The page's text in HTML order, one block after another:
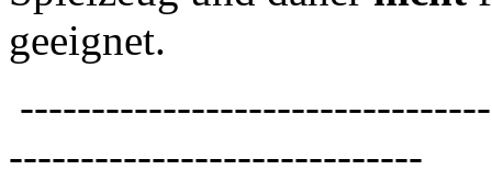
geeignet.
-----------------------------